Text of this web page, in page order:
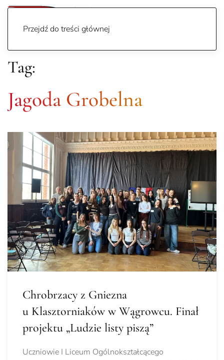
Przejdź do treści głównej
Tag:
Jagoda Grobelna
Chrobrzacy z Gniezna
u Klasztorniaków w Wągrowcu. Finał
projektu „Ludzie listy piszą”
Uczniowie I Liceum Ogólnokształcącego